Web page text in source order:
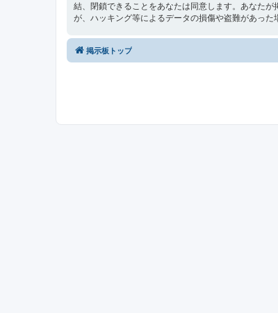
結、閉鎖できることをあなたは同意します。あなた
が、ハッキング等によるデータの損傷や盗難があっ
掲示板トップ